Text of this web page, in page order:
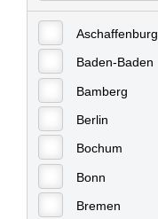
Aschaffenburg
Baden-Baden
Bamberg
Berlin
Bochum
Bonn
Bremen